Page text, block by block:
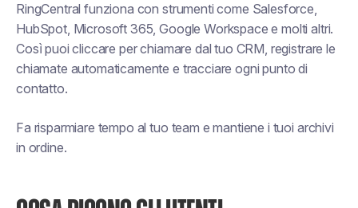
RingCentral funziona con strumenti come Salesforce,
HubSpot, Microsoft 365, Google Workspace e molti altri.
Così puoi cliccare per chiamare dal tuo CRM, registrare le
chiamate automaticamente e tracciare ogni punto di
contatto.
Fa risparmiare tempo al tuo team e mantiene i tuoi archivi
in ordine.